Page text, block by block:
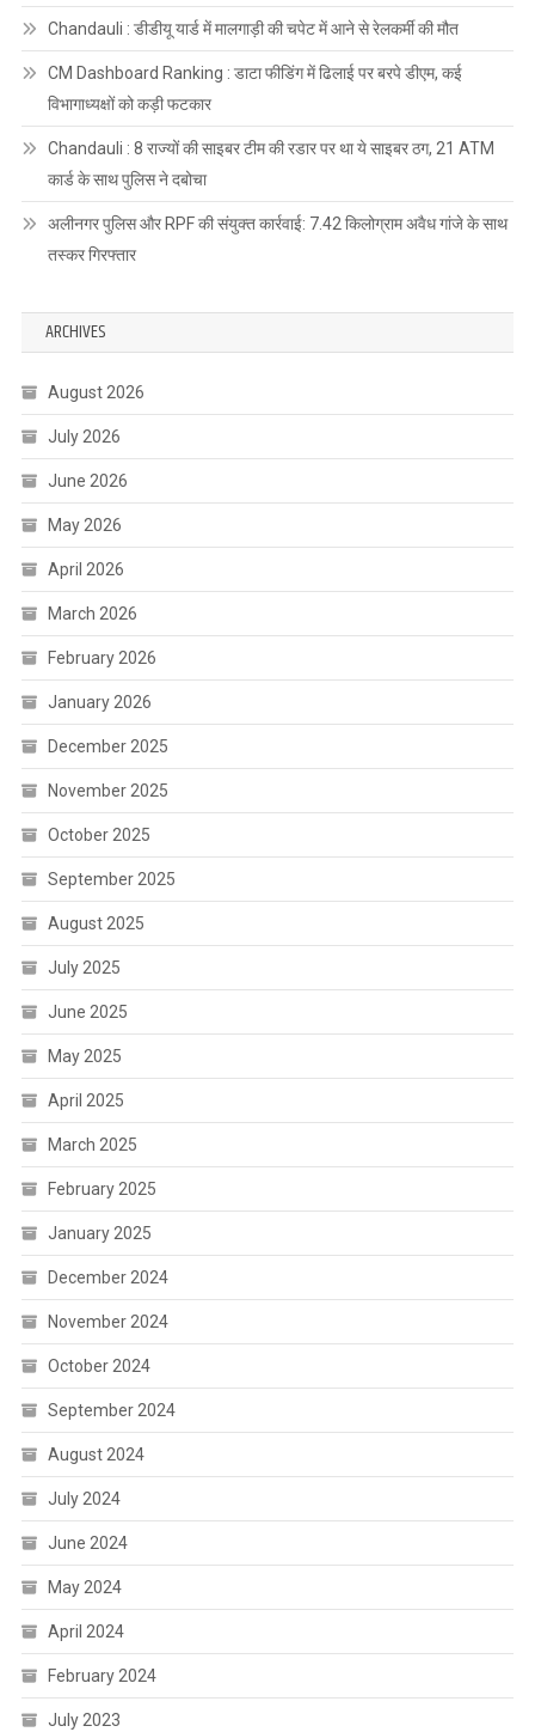
Chandauli : डीडीयू यार्ड में मालगाड़ी की चपेट में आने से रेलकर्मी की मौत
CM Dashboard Ranking : डाटा फीडिंग में ढिलाई पर बरपे डीएम, कई
विभागाध्यक्षों को कड़ी फटकार
Chandauli : 8 राज्यों की साइबर टीम की रडार पर था ये साइबर ठग, 21 ATM
कार्ड के साथ पुलिस ने दबोचा
अलीनगर पुलिस और RPF की संयुक्त कार्रवाई: 7.42 किलोग्राम अवैध गांजे के साथ
तस्कर गिरफ्तार
ARCHIVES
August 2026
July 2026
June 2026
May 2026
April 2026
March 2026
February 2026
January 2026
December 2025
November 2025
October 2025
September 2025
August 2025
July 2025
June 2025
May 2025
April 2025
March 2025
February 2025
January 2025
December 2024
November 2024
October 2024
September 2024
August 2024
July 2024
June 2024
May 2024
April 2024
February 2024
July 2023